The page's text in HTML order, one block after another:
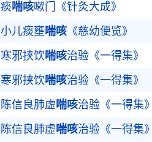
痰喘咳嗽门《针灸大成》
小儿痰壅喘咳 《慈幼便览》
寒邪挟饮喘咳治验《一得集》
寒邪挟饮喘咳治验《一得集》
陈信良肺虚喘咳治验《一得集》
陈信良肺虚喘咳治验《一得集》